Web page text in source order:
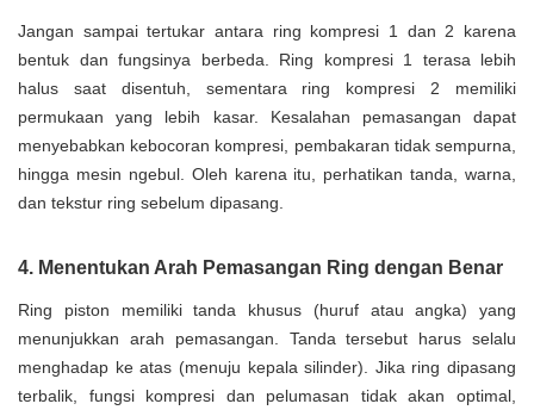
Jangan sampai tertukar antara ring kompresi 1 dan 2 karena
bentuk dan fungsinya berbeda. Ring kompresi 1 terasa lebih
halus saat disentuh, sementara ring kompresi 2 memiliki
permukaan yang lebih kasar. Kesalahan pemasangan dapat
menyebabkan kebocoran kompresi, pembakaran tidak sempurna,
hingga mesin ngebul. Oleh karena itu, perhatikan tanda, warna,
dan tekstur ring sebelum dipasang.
4. Menentukan Arah Pemasangan Ring dengan Benar
Ring piston memiliki tanda khusus (huruf atau angka) yang
menunjukkan arah pemasangan. Tanda tersebut harus selalu
menghadap ke atas (menuju kepala silinder). Jika ring dipasang
terbalik, fungsi kompresi dan pelumasan tidak akan optimal,